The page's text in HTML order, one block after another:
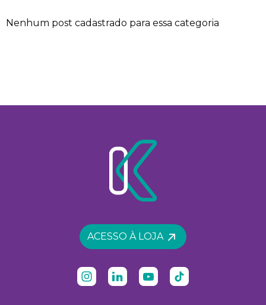
Nenhum post cadastrado para essa categoria
ACESSO À LOJA